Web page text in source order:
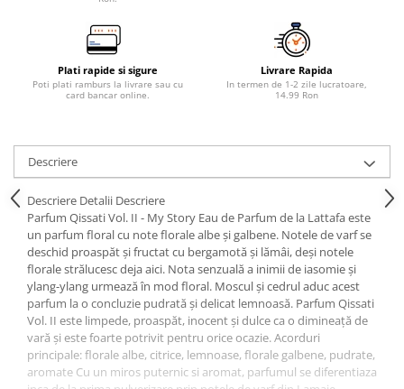
Plati rapide si sigure
Poti plati ramburs la livrare sau cu
card bancar online.
Livrare Rapida
In termen de 1-2 zile lucratoare,
14.99 Ron
Descriere
Descriere Detalii Descriere
Parfum Qissati Vol. II - My Story Eau de Parfum de la Lattafa este
un parfum floral cu note florale albe și galbene. Notele de varf se
deschid proaspăt și fructat cu bergamotă și lămâi, deși notele
florale strălucesc deja aici. Nota senzuală a inimii de iasomie și
ylang-ylang urmează în mod floral. Moscul și cedrul aduc acest
parfum la o concluzie pudrată și delicat lemnoasă. Parfum Qissati
Vol. II este limpede, proaspăt, inocent și dulce ca o dimineață de
vară și este foarte potrivit pentru orice ocazie. Acorduri
principale: florale albe, citrice, lemnoase, florale galbene, pudrate,
aromate Cu un miros puternic si aromat, parfumul se diferentiaza